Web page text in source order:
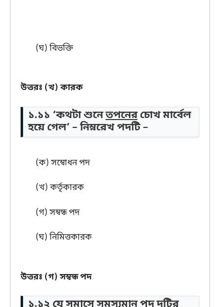
(ঘ) বিভক্তি
উত্তরঃ (খ) কারক
১.১১ ‘কথটা শুনেতপনেরচোখ মার্বেল
হয়ে গেল’ – নিম্নরেখ পদটি –
(ক) সম্বোধন পদ
(খ) কর্তৃকারক
(গ) সম্বন্ধ পদ
(ঘ) নিমিত্তকারক
উত্তরঃ (গ) সম্বন্ধ পদ